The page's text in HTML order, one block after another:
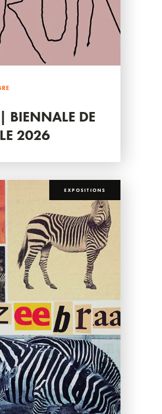
BIENNALE DE
2026
EXPOSITIONS